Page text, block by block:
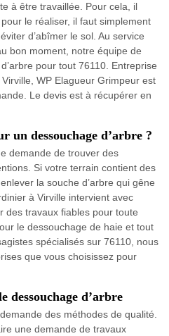
à être travaillée. Pour cela, il
le réaliser, il faut simplement
d’abîmer le sol. Au service
bon moment, notre équipe de
pour tout 76110. Entreprise
WP Elagueur Grimpeur est
Le devis est à récupérer en
un dessouchage d’arbre ?
demande de trouver des
Si votre terrain contient des
la souche d’arbre qui gêne
à Virville intervient avec
des travaux fiables pour toute
le dessouchage de haie et tout
spécialisés sur 76110, nous
que vous choisissez pour
dessouchage d’arbre
des méthodes de qualité.
une demande de travaux